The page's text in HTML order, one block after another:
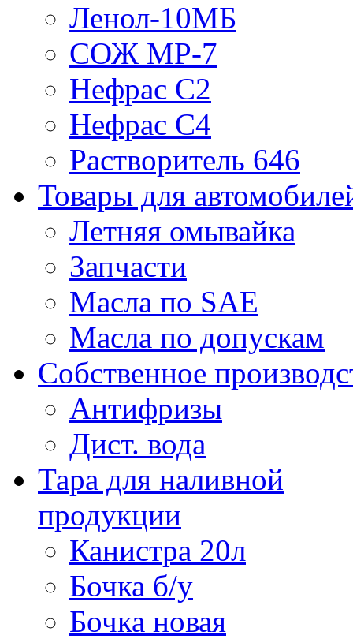
Ленол-10МБ
СОЖ МР-7
Нефрас С2
Нефрас С4
Растворитель 646
Товары для
Летняя омывайка
Запчасти
Масла по SAE
Масла по допускам
Собственное
Антифризы
Дист. вода
Тара для наливной
продукции
Канистра 20л
Бочка б/у
Бочка новая